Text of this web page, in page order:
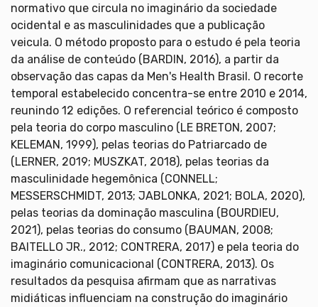
normativo que circula no imaginário da sociedade
ocidental e as masculinidades que a publicação
veicula. O método proposto para o estudo é pela teoria
da análise de conteúdo (BARDIN, 2016), a partir da
observação das capas da Men's Health Brasil. O recorte
temporal estabelecido concentra-se entre 2010 e 2014,
reunindo 12 edições. O referencial teórico é composto
pela teoria do corpo masculino (LE BRETON, 2007;
KELEMAN, 1999), pelas teorias do Patriarcado de
(LERNER, 2019; MUSZKAT, 2018), pelas teorias da
masculinidade hegemônica (CONNELL;
MESSERSCHMIDT, 2013; JABLONKA, 2021; BOLA, 2020),
pelas teorias da dominação masculina (BOURDIEU,
2021), pelas teorias do consumo (BAUMAN, 2008;
BAITELLO JR., 2012; CONTRERA, 2017) e pela teoria do
imaginário comunicacional (CONTRERA, 2013). Os
resultados da pesquisa afirmam que as narrativas
midiáticas influenciam na construção do imaginário